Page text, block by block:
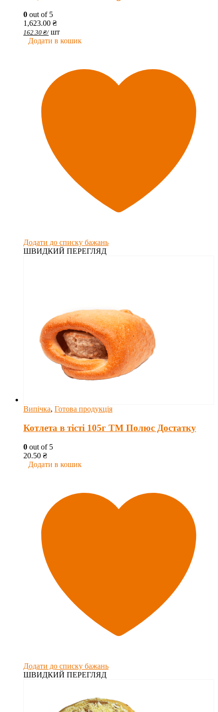
0 out of 5
1,623.00 ₴
162.30 ₴/ шт
Додати в кошик
Додати до списку бажань
ШВИДКИЙ ПЕРЕГЛЯД
Випічка, Готова продукція
Котлета в тісті 105г ТМ Полюс Достатку
0 out of 5
20.50 ₴
Додати в кошик
Додати до списку бажань
ШВИДКИЙ ПЕРЕГЛЯД